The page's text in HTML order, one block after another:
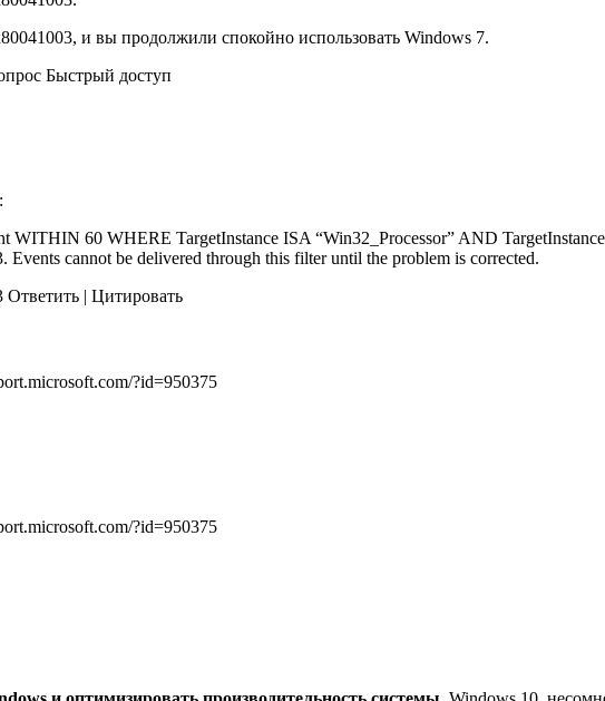
и вы продолжили спокойно использовать Windows 7.
Быстрый доступ
60 WHERE TargetInstance ISA “Win32_Processor” AND
cannot be delivered through this filter until the problem is corrected.
Ответить | Цитировать
?id=950375
?id=950375